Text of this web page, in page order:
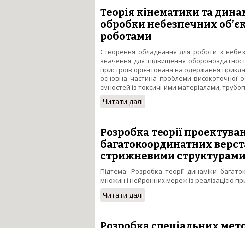
Теорія кінематики та
обробки небезпечних
роботами
Створення обладнання для роботи з
значення для підвищення
пристроїв орієнтована на одержання
основна частина проблеми високоточної
ємностей із токсичними матеріалами,
Читати далі про Теорія кінематики та
Розробка теорії
багатокоординатних
стрижневими структурами
Підтема: Розробка теорії динаміки
множин і нейронних мереж із реалізацією
Читати далі
стрижневими структурами та
Розробка спеціальних